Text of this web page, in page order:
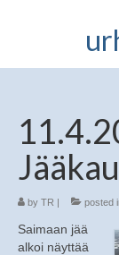
by TR | posted
Saimaan jää
alkoi näyttää